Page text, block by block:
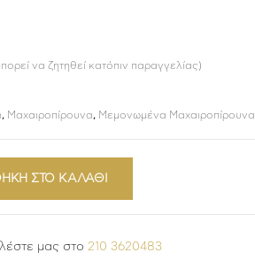
να ζητηθεί κατόπιν παραγγελίας)
, Μαχαιροπίρουνα, Μεμονωμένα Μαχαιροπίρουνα
ΣΤΟ ΚΑΛΑΘΙ
μας στο 210 3620483